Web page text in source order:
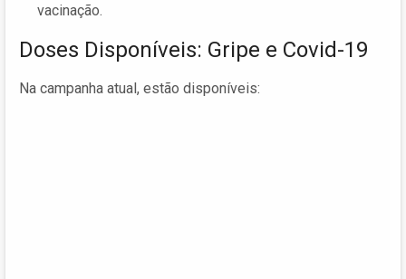
vacinação.
Doses Disponíveis: Gripe e Covid-19
Na campanha atual, estão disponíveis: